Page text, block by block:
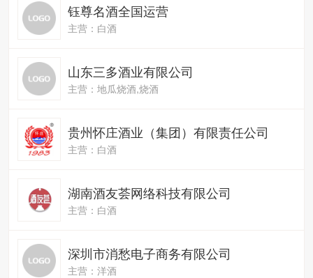
钰尊名酒全国运营
主营：白酒
山东三多酒业有限公司
主营：地瓜烧酒,烧酒
贵州怀庄酒业（集团）有限责任公司
主营：白酒
湖南酒友荟网络科技有限公司
主营：白酒
深圳市消愁电子商务有限公司
主营：洋酒